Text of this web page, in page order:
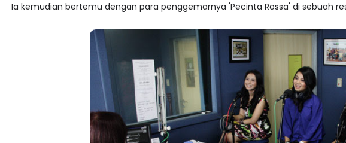
Ia kemudian bertemu dengan para penggemarnya 'Pecinta Rossa' di sebuah